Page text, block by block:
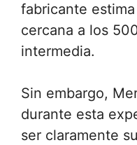
fabricante
cercana a los
intermedia.
Sin embargo,
durante esta
ser claramente